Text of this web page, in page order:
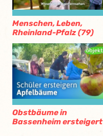
Menschen, Leben,
Rheinland-Pfalz (79)
Obstbäume in
Bassenheim ersteigert